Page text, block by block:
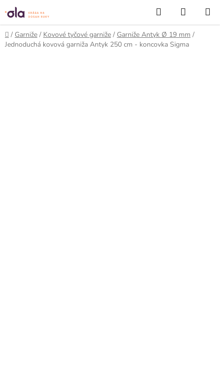
Prejsť
na
obsah
Hľadať
KOŠÍK
Domov
/ Garniže / Kovové tyčové garniže / Garniže Antyk Ø 19 mm /
Jednoduchá kovová garniža Antyk 250 cm - koncovka Sigma